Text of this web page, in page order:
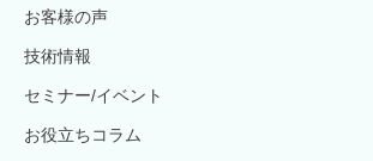
お客様の声
技術情報
セミナー/イベント
お役立ちコラム